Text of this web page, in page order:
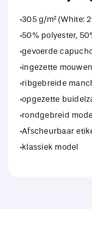
·305 g/m² (White:
·50% polyester,
·gevoerde
·ingezette mouwen
·ribgebreide
·opgezette
·rondgebreid
·Afscheurbaar
·klassiek model